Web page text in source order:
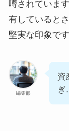
噂されていま
有していると
堅実な印象です
編集部
資
ぎ